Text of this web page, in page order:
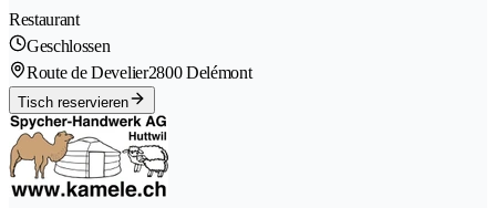
Restaurant
Geschlossen
Route de Develier2800 Delémont
Tisch reservieren